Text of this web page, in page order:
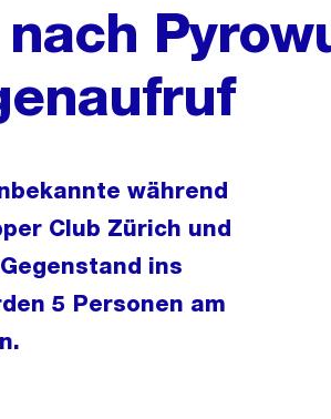
während
Club Zürich und
ins
5 Personen am